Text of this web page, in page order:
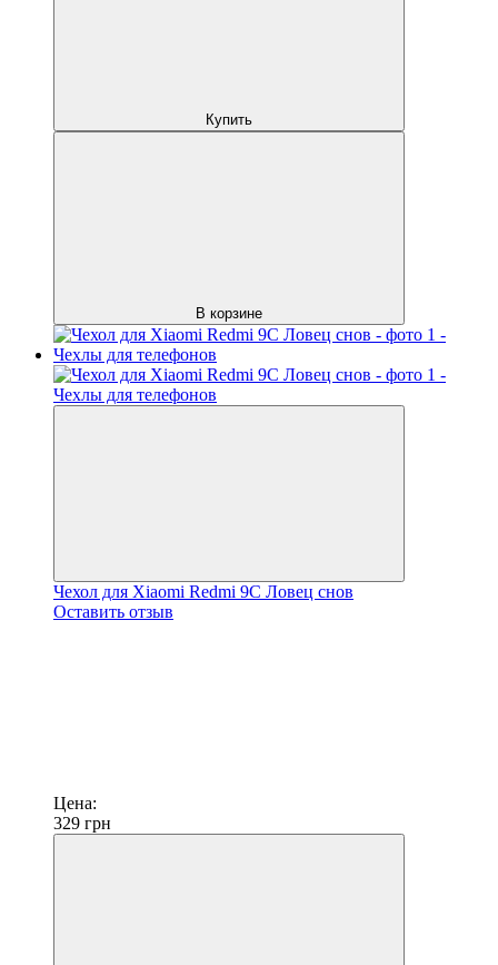
Купить
В корзине
Чехол для Xiaomi Redmi 9C Ловец снов
Оставить отзыв
Цена:
329 грн